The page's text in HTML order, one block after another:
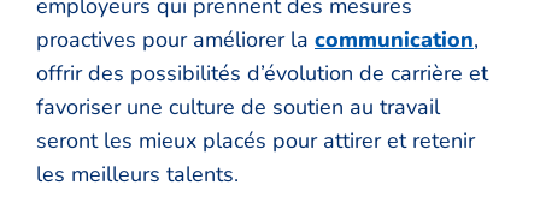
employeurs qui prennent des mesures
proactives pour améliorer la communication,
offrir des possibilités d’évolution de carrière et
favoriser une culture de soutien au travail
seront les mieux placés pour attirer et retenir
les meilleurs talents.